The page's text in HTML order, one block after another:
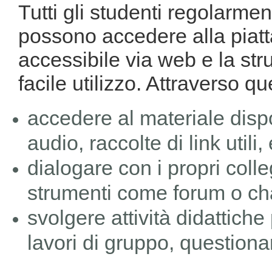
Tutti gli studenti
possono accedere alla
accessibile via web e la
facile utilizzo. Attraverso
accedere al materiale
audio, raccolte di link utili,
dialogare con i propri
strumenti come forum o
svolgere attività
lavori di gruppo,